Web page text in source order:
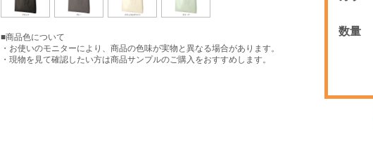
■商品色について
・お使いのモニターにより、商品の色味が実物と異なる場合があります。
・現物を見て確認したい方は商品サンプルのご購入をおすすめします。
数量